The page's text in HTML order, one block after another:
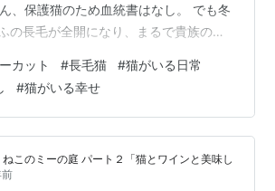
、保護猫のため血統書はなし。 でも冬
の長毛が全開になり、まるで貴族のよ
います！ もふもふだにゃ～！🐾 🐱✨ 長
リット ✨🐾 もふもふな長毛猫、見た目
り心地も最高！でも実は、長毛ならで
あるんです💦 ❄ 長毛猫のデメリット ・
→ こまめなブラッシン…
カット #長毛猫 #猫がいる日常
#猫がいる幸せ
このミーの庭 パート２「猫とワインと美味し